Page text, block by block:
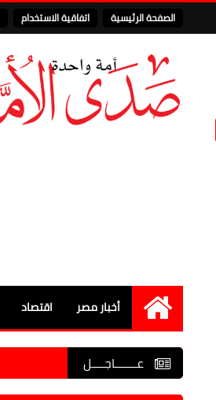
الصفحة الرئيسية اتفاقية الاستخدام
الرئيسية
أخبار مصر اقتصاد
عـــــــاجــــل